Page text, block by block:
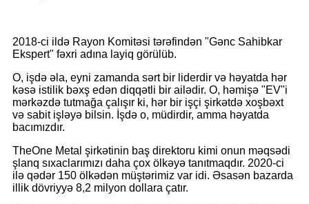
2018-ci ildə Rayon Komitəsi tərəfindən "Gənc Sahibkar
Ekspert" fəxri adına layiq görülüb.
O, işdə əla, eyni zamanda sərt bir liderdir və həyatda hər
kəsə istilik bəxş edən diqqətli bir ailədir. O, həmişə "EV"i
mərkəzdə tutmağa çalışır ki, hər bir işçi şirkətdə xoşbəxt
və sabit işləyə bilsin. İşdə o, müdirdir, amma həyatda
bacımızdır.
TheOne Metal şirkətinin baş direktoru kimi onun məqsədi
şlanq sıxaclarımızı daha çox ölkəyə tanıtmaqdır. 2020-ci
ilə qədər 150 ölkədən müştərimiz var idi. Əsasən bazarda
illik dövriyyə 8,2 milyon dollara çatır.